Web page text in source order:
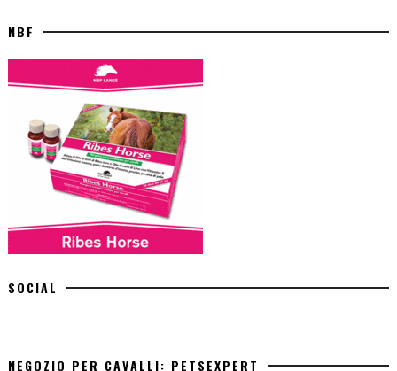
NBF
SOCIAL
NEGOZIO PER CAVALLI: PETSEXPERT